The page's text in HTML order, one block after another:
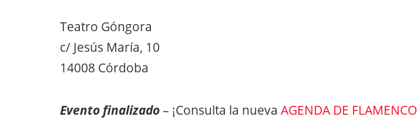
Teatro Góngora
c/ Jesús María, 10
14008 Córdoba
Evento finalizado– ¡Consulta la nueva AGENDA DE FLAMENCO